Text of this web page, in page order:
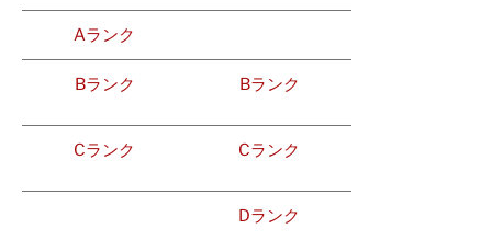
Aランク
Bランク Bランク
Cランク Cランク
Dランク